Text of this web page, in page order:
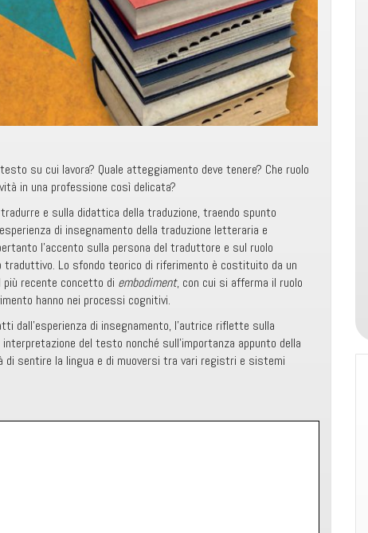
su cui lavora? Quale atteggiamento deve tenere? Che ruolo
in una professione così delicata?
e sulla didattica della traduzione, traendo spunto
di insegnamento della traduzione letteraria e
l’accento sulla persona del traduttore e sul ruolo
traduttivo. Lo sfondo teorico di riferimento è costituito da un
più recente concetto di embodiment, con cui si afferma il ruolo
hanno nei processi cognitivi.
dall’esperienza di insegnamento, l’autrice riflette sulla
del testo nonché sull’importanza appunto della
sentire la lingua e di muoversi tra vari registri e sistemi